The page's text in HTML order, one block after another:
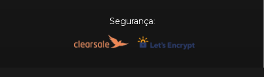
Segurança: